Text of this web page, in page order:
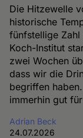
Die Hitzewelle
historische
fünfstellige Zahl
Koch-Institut
zwei Wochen
dass wir die
begriffen
immerhin gut
Adrian Beck
24.07.2026